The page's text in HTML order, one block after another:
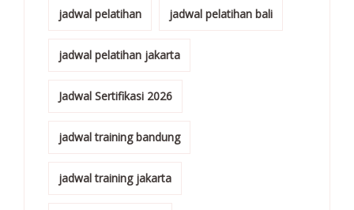
jadwal pelatihan jadwal pelatihan bali
jadwal pelatihan jakarta
Jadwal Sertifikasi 2026
jadwal training bandung
jadwal training jakarta